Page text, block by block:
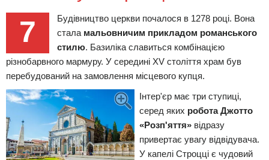
7
Будівництво церкви почалося в 1278 році. Вона
стала мальовничим прикладом романського
стилю. Базиліка славиться комбінацією
різнобарвного мармуру. У середині XV століття храм був
перебудований на замовлення місцевого купця.
Інтер'єр має три ступиці,
серед яких робота Джотто
«Розп'яття» відразу
привертає увагу відвідувача.
У капелі Строцці є чудовий